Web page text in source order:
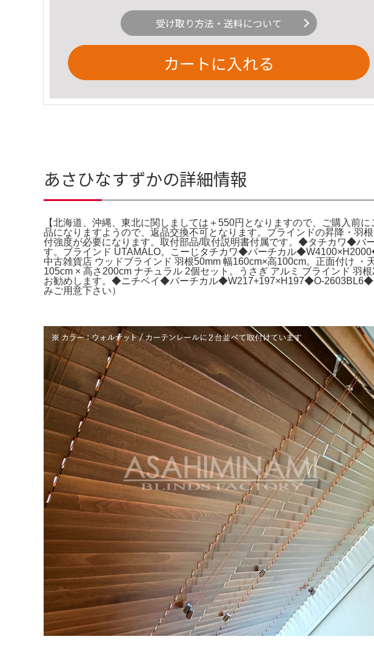
受け取り方法・送料について
カートに入れる
あさひなすずかの詳細情報
【北海道、沖縄、東北に関しましては＋550円となりますので、ご購入
品になりますようので、返品交換不可となります。ブラインドの昇降・
付強度が必要になります。取付部品/取付説明書付属です。◆タチカワ◆
す。ブラインド UTAMALO。こーじタチカワ◆バーチカル
中古雑貨店 ウッドブラインド 羽根50mm 幅160cm×高100cm。正面付け
105cm × 高さ200cm ナチュラル 2個セット。うさぎ アルミ ブラインド 羽
お勧めします。◆ニチベイ◆バーチカル◆W217+197×H197◆O-2603BL6◆
みご用意下さい）